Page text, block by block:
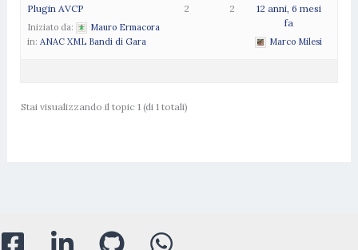
Plugin AVCP
Iniziato da:
Mauro Ermacora
in: ANAC XML Bandi di Gara
2 2
12 anni, 6 mesi
fa
Marco Milesi
Stai visualizzando il topic 1 (di 1 totali)